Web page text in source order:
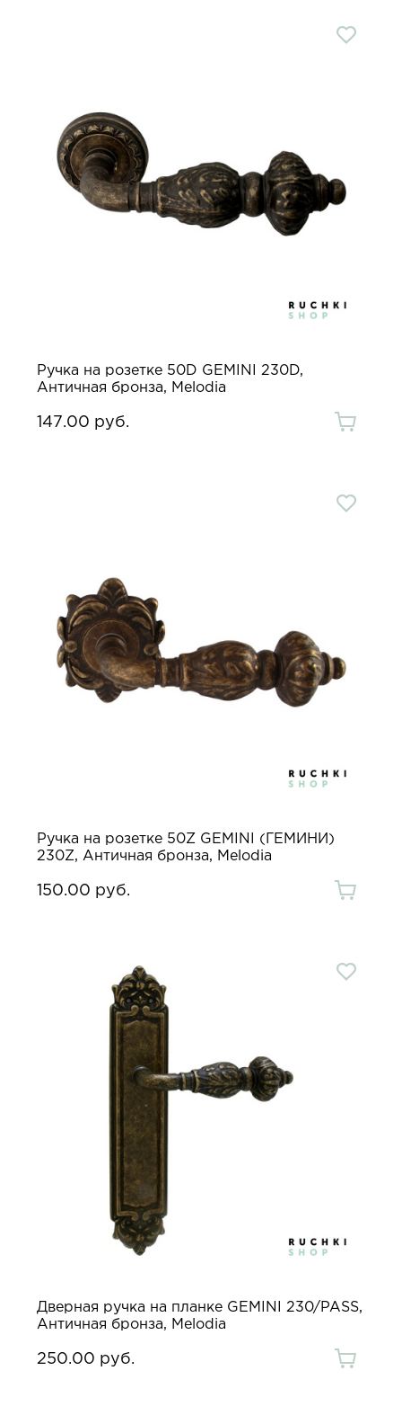
Ручка на розетке 50D GEMINI 230D,
Античная бронза, Melodia
147.00 руб.
Ручка на розетке 50Z GEMINI (ГЕМИНИ)
230Z, Античная бронза, Melodia
150.00 руб.
Дверная ручка на планке GEMINI 230/PASS,
Античная бронза, Melodia
250.00 руб.